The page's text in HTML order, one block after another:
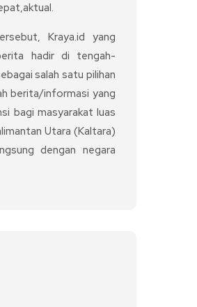
Kraya.id yang
hadir di tengah-
salah satu pilihan
berita/informasi yang
bagi masyarakat luas
Utara (Kaltara)
dengan negara